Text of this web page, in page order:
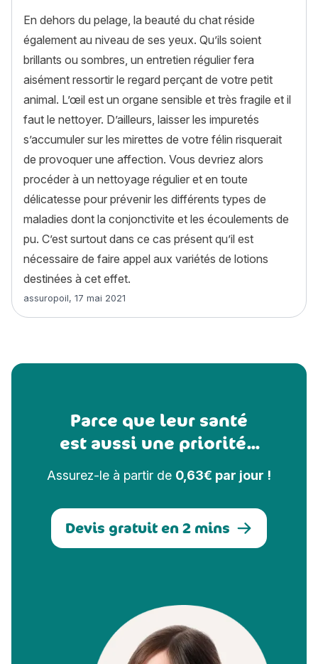
En dehors du pelage, la beauté du chat réside
également au niveau de ses yeux. Qu’ils soient
brillants ou sombres, un entretien régulier fera
aisément ressortir le regard perçant de votre petit
animal. L’œil est un organe sensible et très fragile et il
faut le nettoyer. D’ailleurs, laisser les impuretés
s’accumuler sur les mirettes de votre félin risquerait
de provoquer une affection. Vous devriez alors
procéder à un nettoyage régulier et en toute
délicatesse pour prévenir les différents types de
maladies dont la conjonctivite et les écoulements de
pu. C’est surtout dans ce cas présent qu’il est
nécessaire de faire appel aux variétés de lotions
destinées à cet effet.
Article rédigé par
assuropoil, 17 mai 2021
Parce que leur santé
est aussi une priorité...
Assurez-le à partir de 0,63€ par jour !
Devis gratuit en 2 mins